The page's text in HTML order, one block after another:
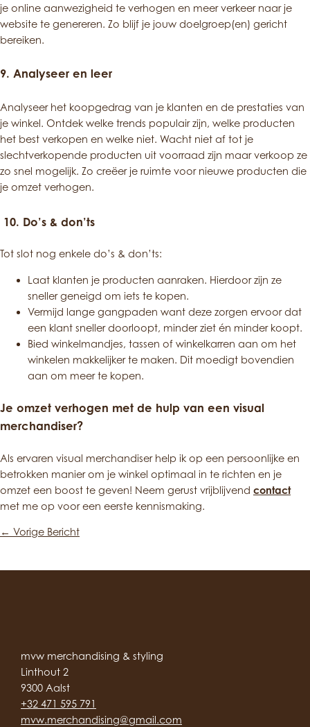
je online aanwezigheid te verhogen en meer verkeer naar je
website te genereren. Zo blijf je jouw doelgroep(en) gericht
bereiken.
9. Analyseer en leer
Analyseer het koopgedrag van je klanten en de prestaties van
je winkel. Ontdek welke trends populair zijn, welke producten
het best verkopen en welke niet. Wacht niet af tot je
slechtverkopende producten uit voorraad zijn maar verkoop ze
zo snel mogelijk. Zo creëer je ruimte voor nieuwe producten die
je omzet verhogen.
10. Do’s & don’ts
Tot slot nog enkele do’s & don’ts:
Laat klanten je producten aanraken. Hierdoor zijn ze
sneller geneigd om iets te kopen.
Vermijd lange gangpaden want deze zorgen ervoor dat
een klant sneller doorloopt, minder ziet én minder koopt.
Bied winkelmandjes, tassen of winkelkarren aan om het
winkelen makkelijker te maken. Dit moedigt bovendien
aan om meer te kopen.
Je omzet verhogen met de hulp van een visual
merchandiser?
Als ervaren visual merchandiser help ik op een persoonlijke en
betrokken manier om je winkel optimaal in te richten en je
omzet een boost te geven! Neem gerust vrijblijvend contact
met me op voor een eerste kennismaking.
Berichtnavigatie
← Vorige Bericht
mvw merchandising & styling
Linthout 2
9300 Aalst
+32 471 595 791
mvw.merchandising@gmail.com